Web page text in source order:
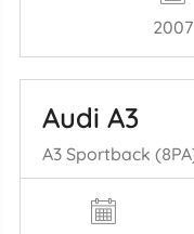
2007
Audi A3